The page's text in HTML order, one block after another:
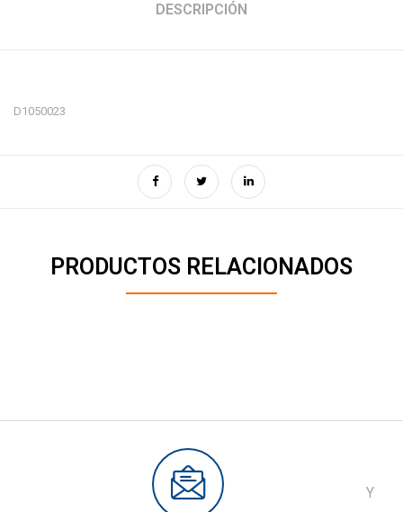
DESCRIPCIÓN
D1050023
PRODUCTOS RELACIONADOS
Y